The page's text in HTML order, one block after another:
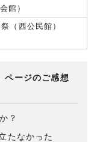
館）
（西公民館）
ページのご感想
？
たなかった